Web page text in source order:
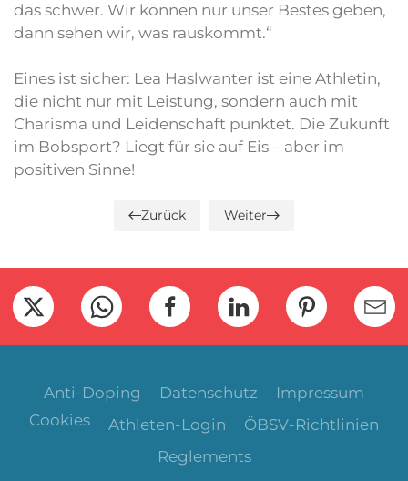
das schwer. Wir können nur unser Bestes geben,
dann sehen wir, was rauskommt.“
Eines ist sicher: Lea Haslwanter ist eine Athletin,
die nicht nur mit Leistung, sondern auch mit
Charisma und Leidenschaft punktet. Die Zukunft
im Bobsport? Liegt für sie auf Eis – aber im
positiven Sinne!
Zurück Weiter
Anti-Doping Datenschutz
Impressum
Cookies
Athleten-Login
ÖBSV-Richtlinien
Reglements